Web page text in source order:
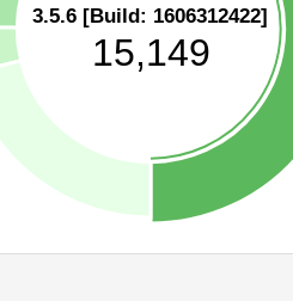
3.5.6 [Build: 1606312422]
15,149